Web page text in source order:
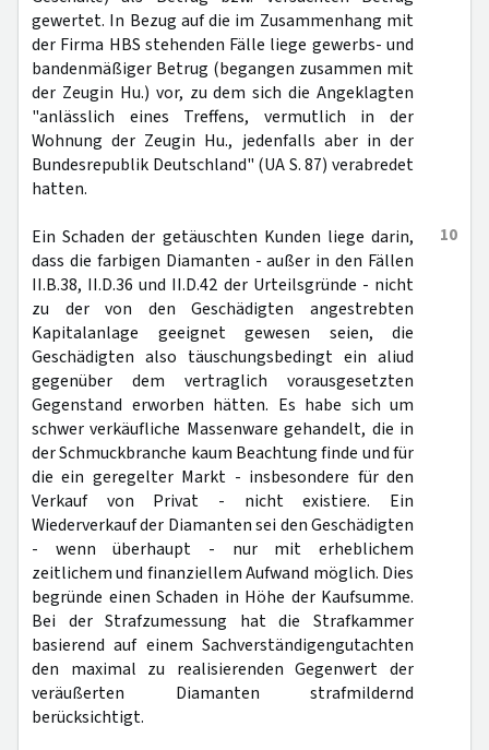
gewertet. In Bezug auf die im Zusammenhang mit
der Firma HBS stehenden Fälle liege gewerbs- und
bandenmäßiger Betrug (begangen zusammen mit
der Zeugin Hu.) vor, zu dem sich die Angeklagten
"anlässlich eines Treffens, vermutlich in der
Wohnung der Zeugin Hu., jedenfalls aber in der
Bundesrepublik Deutschland" (UA S. 87) verabredet
hatten.
10
Ein Schaden der getäuschten Kunden liege darin,
dass die farbigen Diamanten - außer in den Fällen
II.B.38, II.D.36 und II.D.42 der Urteilsgründe - nicht
zu der von den Geschädigten angestrebten
Kapitalanlage geeignet gewesen seien, die
Geschädigten also täuschungsbedingt ein aliud
gegenüber dem vertraglich vorausgesetzten
Gegenstand erworben hätten. Es habe sich um
schwer verkäufliche Massenware gehandelt, die in
der Schmuckbranche kaum Beachtung finde und für
die ein geregelter Markt - insbesondere für den
Verkauf von Privat - nicht existiere. Ein
Wiederverkauf der Diamanten sei den Geschädigten
- wenn überhaupt - nur mit erheblichem
zeitlichem und finanziellem Aufwand möglich. Dies
begründe einen Schaden in Höhe der Kaufsumme.
Bei der Strafzumessung hat die Strafkammer
basierend auf einem Sachverständigengutachten
den maximal zu realisierenden Gegenwert der
veräußerten Diamanten strafmildernd
berücksichtigt.